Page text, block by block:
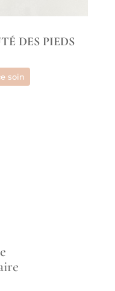
DES PIEDS
soin